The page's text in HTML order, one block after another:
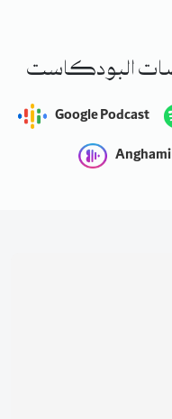
البودكاست
Google Podcast
Anghami